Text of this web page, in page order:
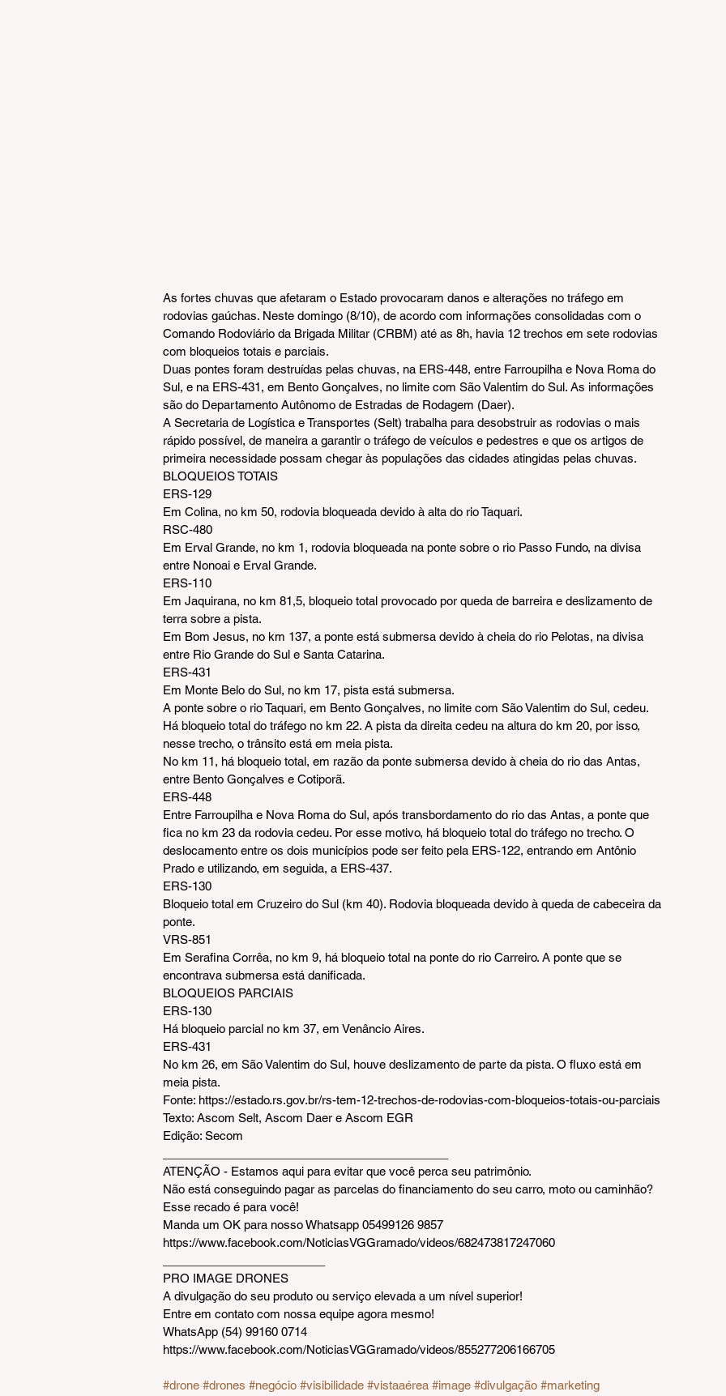
As fortes chuvas que afetaram o Estado provocaram danos e alterações no tráfego em
rodovias gaúchas. Neste domingo (8/10), de acordo com informações consolidadas com o
Comando Rodoviário da Brigada Militar (CRBM) até as 8h, havia 12 trechos em sete rodovias
com bloqueios totais e parciais.
Duas pontes foram destruídas pelas chuvas, na ERS-448, entre Farroupilha e Nova Roma do
Sul, e na ERS-431, em Bento Gonçalves, no limite com São Valentim do Sul. As informações
são do Departamento Autônomo de Estradas de Rodagem (Daer).
A Secretaria de Logística e Transportes (Selt) trabalha para desobstruir as rodovias o mais
rápido possível, de maneira a garantir o tráfego de veículos e pedestres e que os artigos de
primeira necessidade possam chegar às populações das cidades atingidas pelas chuvas.
BLOQUEIOS TOTAIS
ERS-129
Em Colina, no km 50, rodovia bloqueada devido à alta do rio Taquari.
RSC-480
Em Erval Grande, no km 1, rodovia bloqueada na ponte sobre o rio Passo Fundo, na divisa
entre Nonoai e Erval Grande.
ERS-110
Em Jaquirana, no km 81,5, bloqueio total provocado por queda de barreira e deslizamento de
terra sobre a pista.
Em Bom Jesus, no km 137, a ponte está submersa devido à cheia do rio Pelotas, na divisa
entre Rio Grande do Sul e Santa Catarina.
ERS-431
Em Monte Belo do Sul, no km 17, pista está submersa.
A ponte sobre o rio Taquari, em Bento Gonçalves, no limite com São Valentim do Sul, cedeu.
Há bloqueio total do tráfego no km 22. A pista da direita cedeu na altura do km 20, por isso,
nesse trecho, o trânsito está em meia pista.
No km 11, há bloqueio total, em razão da ponte submersa devido à cheia do rio das Antas,
entre Bento Gonçalves e Cotiporã.
ERS-448
Entre Farroupilha e Nova Roma do Sul, após transbordamento do rio das Antas, a ponte que
fica no km 23 da rodovia cedeu. Por esse motivo, há bloqueio total do tráfego no trecho. O
deslocamento entre os dois municípios pode ser feito pela ERS-122, entrando em Antônio
Prado e utilizando, em seguida, a ERS-437.
ERS-130
Bloqueio total em Cruzeiro do Sul (km 40). Rodovia bloqueada devido à queda de cabeceira da
ponte.
VRS-851
Em Serafina Corrêa, no km 9, há bloqueio total na ponte do rio Carreiro. A ponte que se
encontrava submersa está danificada.
BLOQUEIOS PARCIAIS
ERS-130
Há bloqueio parcial no km 37, em Venâncio Aires.
ERS-431
No km 26, em São Valentim do Sul, houve deslizamento de parte da pista. O fluxo está em
meia pista.
Fonte: https://estado.rs.gov.br/rs-tem-12-trechos-de-rodovias-com-bloqueios-totais-ou-parciais
Texto: Ascom Selt, Ascom Daer e Ascom EGR
Edição: Secom
ATENÇÃO - Estamos aqui para evitar que você perca seu patrimônio.
Não está conseguindo pagar as parcelas do financiamento do seu carro, moto ou caminhão?
Esse recado é para você!
Manda um OK para nosso Whatsapp 05499126 9857
https://www.facebook.com/NoticiasVGGramado/videos/682473817247060
PRO IMAGE DRONES
A divulgação do seu produto ou serviço elevada a um nível superior!
Entre em contato com nossa equipe agora mesmo!
WhatsApp (54) 99160 0714
https://www.facebook.com/NoticiasVGGramado/videos/855277206166705
#drone #drones #negócio #visibilidade #vistaaérea #image #divulgação #marketing